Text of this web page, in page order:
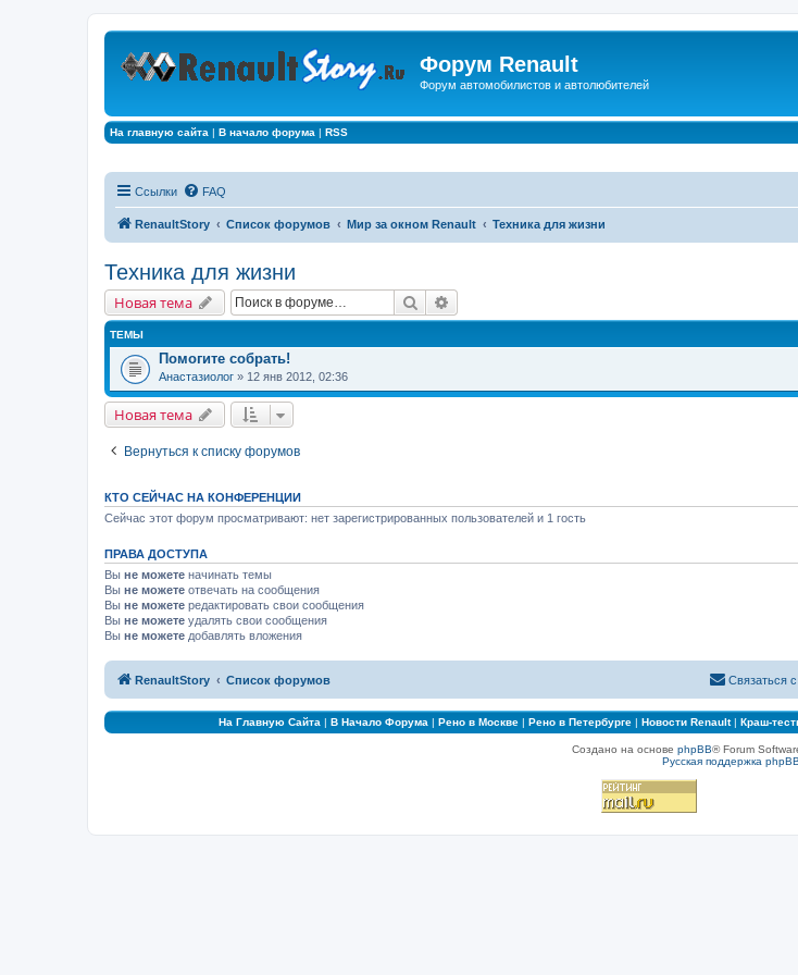
Форум Renault
Форум автомобилистов и автолюбителей
На главную сайта | В начало форума | RSS
Ссылки FAQ
RenaultStory Список форумов Мир за окном Renault Техника для жизни
Техника для жизни
Новая тема Поиск
ТЕМЫ
Помогите собрать!
Анастазиолог » 12 янв 2012, 02:36
Новая тема
Вернуться к списку форумов
КТО СЕЙЧАС НА КОНФЕРЕНЦИИ
Сейчас этот форум просматривают: нет зарегистрированных пользователей и 1 гость
ПРАВА ДОСТУПА
Вы не можете начинать темы
Вы не можете отвечать на сообщения
Вы не можете редактировать свои сообщения
Вы не можете удалять свои сообщения
Вы не можете добавлять вложения
RenaultStory Список форумов Связаться
На Главную Сайта | В Начало Форума | Рено в Москве| Рено в Петербурге| Новости Renault| Краш-
Создано на основе phpBB® Forum
Русская поддержка phpBB